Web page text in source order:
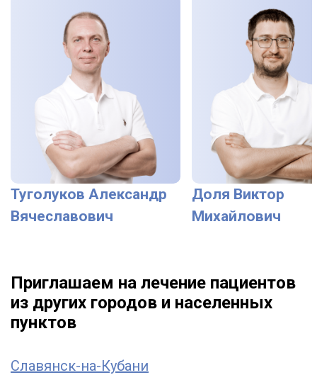
Туголуков Александр
Вячеславович
Доля Виктор
Михайлович
Приглашаем на лечение пациентов
из других городов и населенных
пунктов
Славянск-на-Кубани